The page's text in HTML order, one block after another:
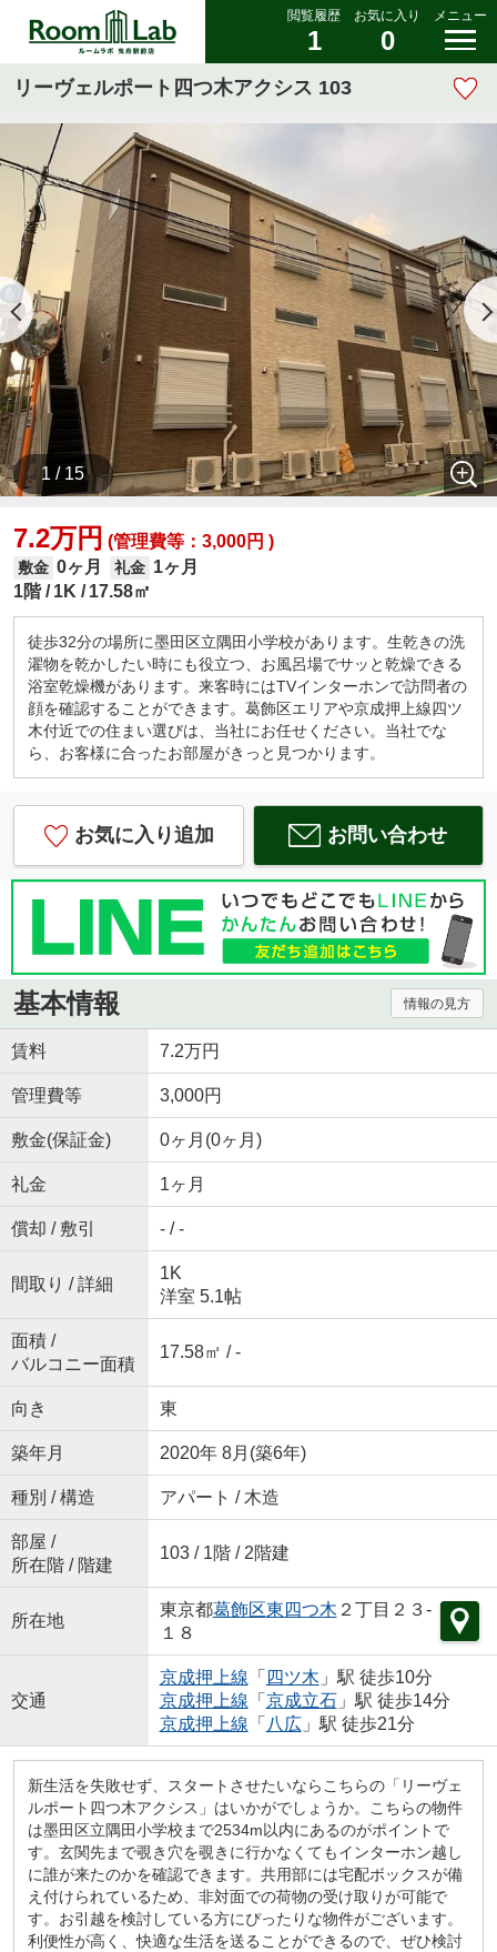
閲覧履歴
1
お気に入り
0
メニュー
リーヴェルポート四つ木アクシス 103
1 / 15
7.2万円 (管理費等：3,000円 )
敷金 0ヶ月 礼金 1ヶ月
1階
1K 17.58㎡
徒歩32分の場所に墨田区立隅田小学校があります。生乾きの洗
濯物を乾かしたい時にも役立つ、お風呂場でサッと乾燥できる
浴室乾燥機があります。来客時にはTVインターホンで訪問者の
顔を確認することができます。葛飾区エリアや京成押上線四ツ
木付近での住まい選びは、当社にお任せください。当社でな
ら、お客様に合ったお部屋がきっと見つかります。
お気に入り追加 お問い合わせ
基本情報 情報の見方
賃料 7.2万円
管理費等 3,000円
敷金(保証金) 0ヶ月(0ヶ月)
礼金 1ヶ月
償却 / 敷引 - / -
間取り / 詳細
1K
洋室 5.1帖
面積 /
バルコニー面積
17.58㎡ / -
向き 東
築年月 2020年 8月(築6年)
種別 / 構造 アパート / 木造
部屋 /
所在階 / 階建
103 / 1階 / 2階建
所在地
東京都葛飾区東四つ木 ２丁目２３-
１８
交通
京成押上線 「 四ツ木 」駅 徒歩10分
京成押上線 「 京成立石」駅 徒歩14分
京成押上線 「 八広」駅 徒歩21分
新生活を失敗せず、スタートさせたいならこちらの「リーヴェ
ルポート四つ木アクシス」はいかがでしょうか。こちらの物件
は墨田区立隅田小学校まで2534m以内にあるのがポイントで
す。玄関先まで覗き穴を覗きに行かなくてもインターホン越し
に誰が来たのかを確認できます。共用部には宅配ボックスが備
え付けられているため、非対面での荷物の受け取りが可能で
す。お引越を検討している方にぴったりな物件がございます。
利便性が高く、快適な生活を送ることができるので、ぜひ検討